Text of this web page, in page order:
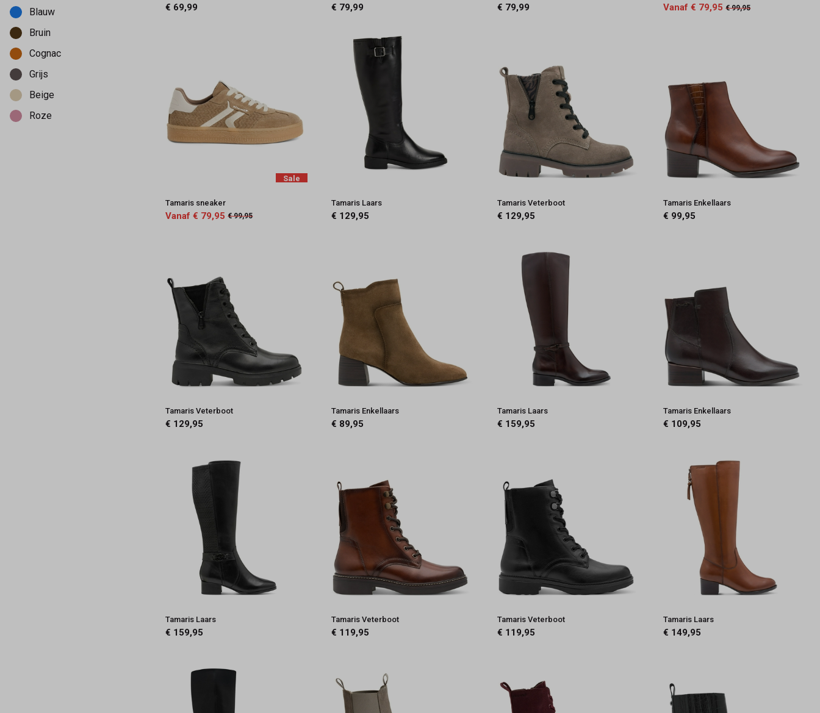
Blauw
Bruin
Cognac
Grijs
Beige
Roze
€ 69,99 € 79,99 € 79,99 Vanaf € 79,95 € 99,95
Sale
Tamaris sneaker
Vanaf € 79,95 € 99,95
Tamaris Laars
€ 129,95
Tamaris Veterboot
€ 129,95
Tamaris Enkellaars
€ 99,95
Tamaris Veterboot
€ 129,95
Tamaris Enkellaars
€ 89,95
Tamaris Laars
€ 159,95
Tamaris Enkellaars
€ 109,95
Tamaris Laars
€ 159,95
Tamaris Veterboot
€ 119,95
Tamaris Veterboot
€ 119,95
Tamaris Laars
€ 149,95